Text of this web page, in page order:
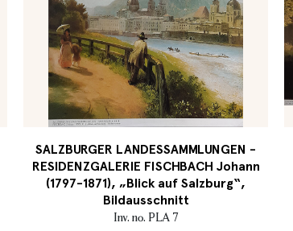
SALZBURGER LANDESSAMMLUNGEN -
RESIDENZGALERIE FISCHBACH Johann
(1797-1871), „Blick auf Salzburg“,
Bildausschnitt
Inv. no. PLA 7